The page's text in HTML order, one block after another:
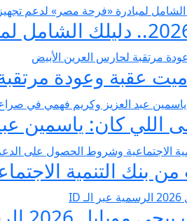
عقبة وعودة
كان: ياسمين عبد
بنك التنمية